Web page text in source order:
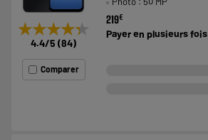
★★★★★
★★★★★
4.4/5 (84)
Comparer
219€
Payer en plusieurs fois